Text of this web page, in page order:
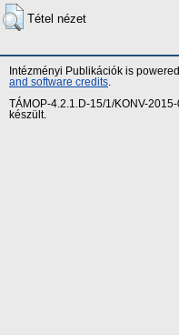
Tétel nézet
Intézményi Publikációk is
and software credits
TÁMOP-4.2.1.D-15/1/KONV-
készült.